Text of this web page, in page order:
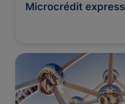
Microcrédit express